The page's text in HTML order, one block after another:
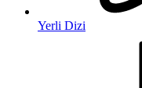
Yerli Dizi